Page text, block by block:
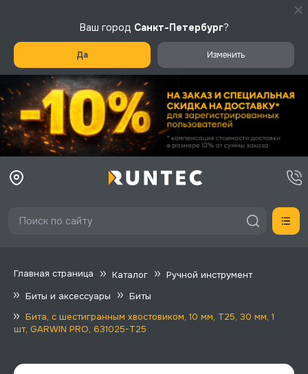
Ваш город Санкт-Петербург?
Да Изменить
Главная страница Каталог
Ручной инструмент
Биты и аксессуары
Биты
Бита, с шестигранным хвостовиком, 10 мм, T25, 30 мм, 1
шт, GARWIN PRO, 631025-T25